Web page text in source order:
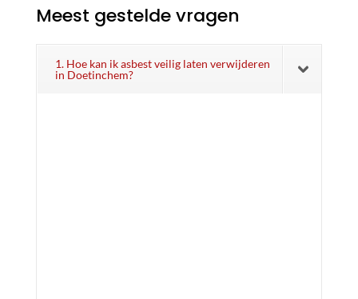
Meest gestelde vragen
1. Hoe kan ik asbest veilig laten verwijderen
in Doetinchem?